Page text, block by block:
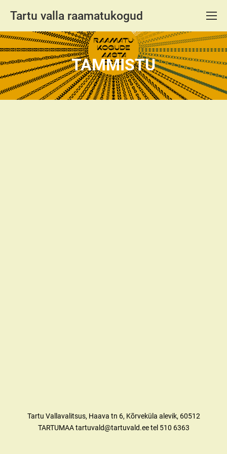
Tartu valla raamatukogud
TAMMISTU
Tartu Vallavalitsus, Haava tn 6, Kõrveküla alevik, 60512
TARTUMAA tartuvald@tartuvald.ee tel 510 6363